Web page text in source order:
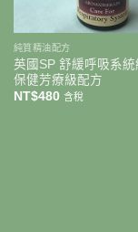
純質精油配方
英國SP 舒緩呼吸系統
保健芳療級配方
NT$480 含稅